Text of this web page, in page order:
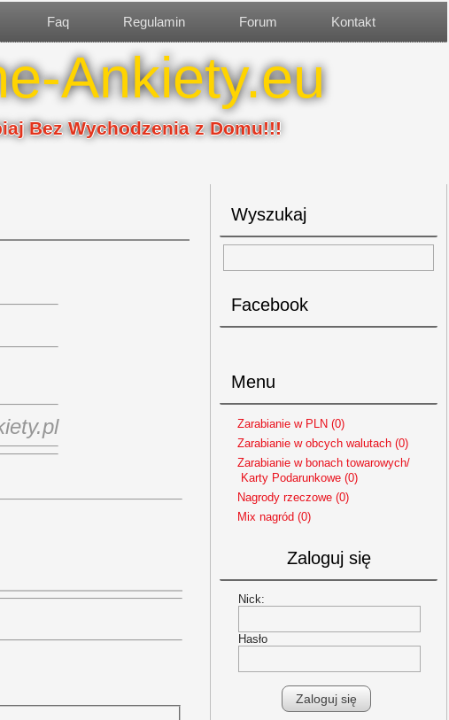
Faq Regulamin Forum Kontakt
Ankiety.eu
Bez Wychodzenia z Domu!!!
Wyszukaj
Facebook
Menu
Zarabianie w PLN (0)
Zarabianie w obcych walutach (0)
Zarabianie w bonach towarowych/
Karty Podarunkowe (0)
Nagrody rzeczowe (0)
Mix nagród (0)
Zaloguj się
Nick:
Hasło